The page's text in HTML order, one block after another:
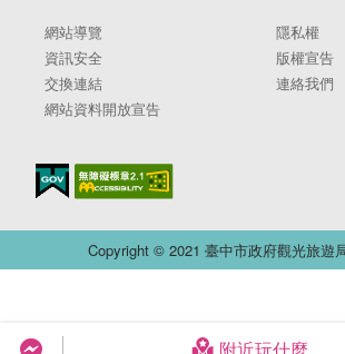
網站導覽
隱私權
資訊安全
版權宣告
交換連結
連絡我們
網站資料開放宣告
Copyright © 2021 臺中市政府觀光旅遊